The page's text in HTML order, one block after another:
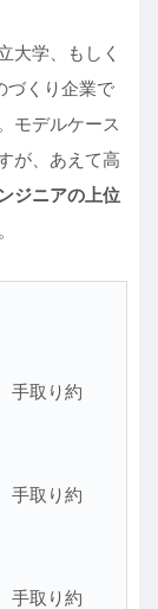
大学、もしく
づくり企業で
モデルケース
が、あえて高
ジニアの上位
手取り約
手取り約
手取り約